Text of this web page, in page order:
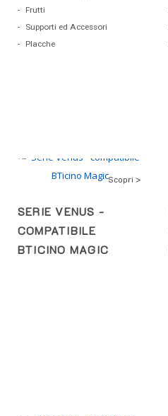
Frutti
Supporti ed Accessori
Placche
Scopri >
SERIE VENUS -
COMPATIBILE
BTICINO MAGIC